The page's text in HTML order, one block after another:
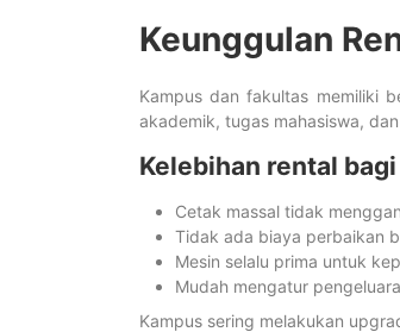
Keunggulan
Kampus dan fakultas memiliki
akademik, tugas mahasiswa,
Kelebihan rental
Cetak massal tidak
Tidak ada biaya perbaikan
Mesin selalu prima untuk
Mudah mengatur
Kampus sering melakukan